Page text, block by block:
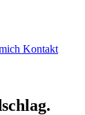
Kontakt
.